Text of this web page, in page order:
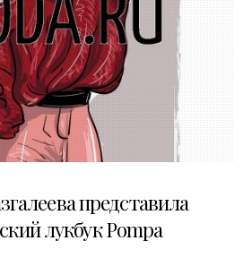
представила
лукбук Pompa